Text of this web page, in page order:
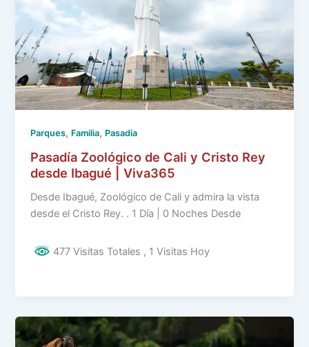
Parques, Familia, Pasadia
Pasadía Zoológico de Cali y Cristo Rey
desde Ibagué | Viva365
Desde Ibagué, Zoológico de Cali y admira la vista
desde el Cristo Rey. . 1 Día | 0 Noches Desde
477 Visitas Totales , 1 Visitas Hoy